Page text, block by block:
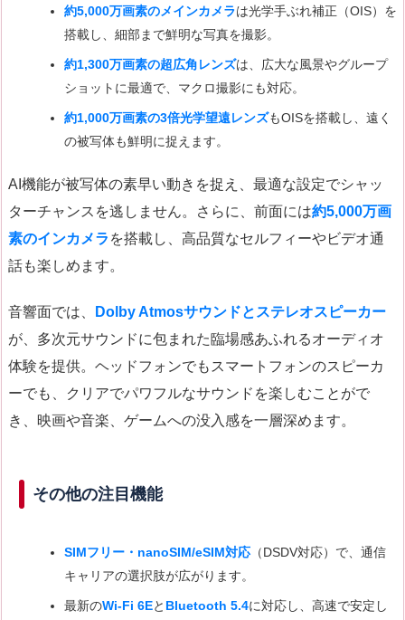
約5,000万画素のメインカメラは光学手ぶれ補正（OIS）を
搭載し、細部まで鮮明な写真を撮影。
約1,300万画素の超広角レンズは、広大な風景やグループ
ショットに最適で、マクロ撮影にも対応。
約1,000万画素の3倍光学望遠レンズもOISを搭載し、遠く
の被写体も鮮明に捉えます。
AI機能が被写体の素早い動きを捉え、最適な設定でシャッ
ターチャンスを逃しません。さらに、前面には約5,000万画
素のインカメラ を搭載し、高品質なセルフィーやビデオ通
話も楽しめます。
音響面では、
Dolby Atmosサウンドとステレオスピーカー
が、多次元サウンドに包まれた臨場感あふれるオーディオ
体験を提供。ヘッドフォンでもスマートフォンのスピーカ
ーでも、クリアでパワフルなサウンドを楽しむことがで
き、映画や音楽、ゲームへの没入感を一層深めます。
その他の注目機能
SIMフリー・nanoSIM/eSIM対応 （DSDV対応）で、通信
キャリアの選択肢が広がります。
最新のWi-Fi 6Eと Bluetooth 5.4に対応し、高速で安定し